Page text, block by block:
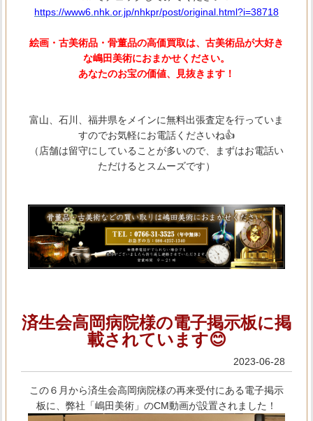
https://www6.nhk.or.jp/nhkpr/post/original.html?i=38718
絵画・古美術品・骨董品の高価買取は、古美術品が大好き
な嶋田美術におまかせください。
あなたのお宝の価値、見抜きます！
富山、石川、福井県をメインに無料出張査定を行っていま
すのでお気軽にお電話くださいね👍
（店舗は留守にしていることが多いので、まずはお電話い
ただけるとスムーズです）
済生会高岡病院様の電子掲示板に掲
載されています😊
2023-06-28
この６月から済生会高岡病院様の再来受付にある電子掲示
板に、弊社「嶋田美術」のCM動画が設置されました！